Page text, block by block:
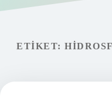
Gizlilik Politikası
ETIKET: